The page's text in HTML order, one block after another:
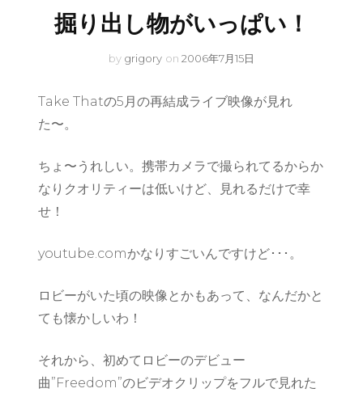
掘り出し物がいっぱい！
by grigory on 2006年7月15日
Take Thatの5月の再結成ライブ映像が見れ
た〜。
ちょ〜うれしい。携帯カメラで撮られてるからか
なりクオリティーは低いけど、見れるだけで幸
せ！
youtube.comかなりすごいんですけど･･･。
ロビーがいた頃の映像とかもあって、なんだかと
ても懐かしいわ！
それから、初めてロビーのデビュー
曲”Freedom”のビデオクリップをフルで見れた